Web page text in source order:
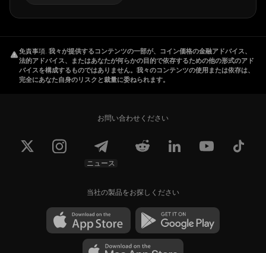
免責事項. 我々が提供するコンテンツの一部が、コイン価格の金融アドバイス、
法的アドバイス、またはあなたが何らかの目的で依存するための他の形式のアド
バイスを構成するものではありません。我々のコンテンツの使用または依存は、
完全にあなた自身のリスクと裁量に委ねられます。
お問い合わせください
ニュース
当社の製品をお探しください